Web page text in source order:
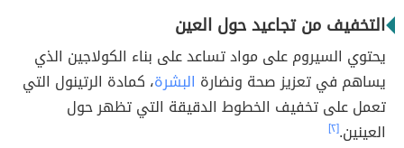
التخفيف من تجاعيد حول العين
يحتوي السيروم على مواد تساعد على بناء الكولاجين الذي
يساهم في تعزيز صحة ونضارة البشرة، كمادة الرتينول التي
تعمل على تخفيف الخطوط الدقيقة التي تظهر حول
العينين.[٢]